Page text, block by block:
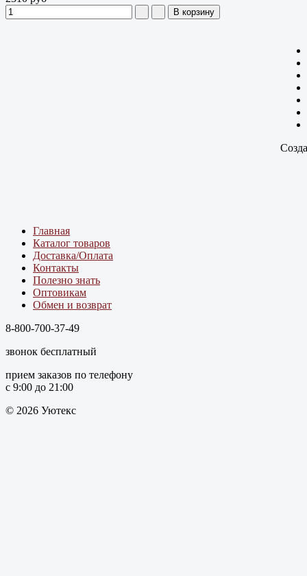
Главная
Каталог товаров
Доставка/Оплата
Контакты
Полезно знать
Оптовикам
Обмен и возврат
8-800-700-37-49
звонок бесплатный
прием заказов по телефону
с 9:00 до 21:00
© 2026 Уютекс